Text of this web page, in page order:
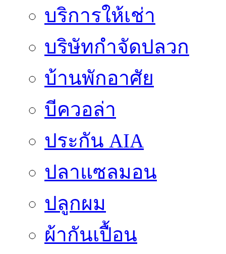
บริการให้เช่า
บริษัทกำจัดปลวก
บ้านพักอาศัย
บีควอล่า
ประกัน AIA
ปลาแซลมอน
ปลูกผม
ผ้ากันเปื้อน